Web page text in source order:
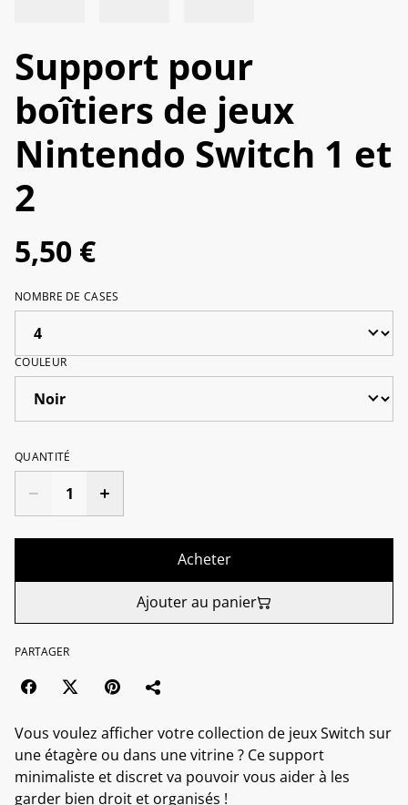
Support pour
boîtiers de jeux
Nintendo Switch 1 et
2
5,50 €
NOMBRE DE CASES
COULEUR
QUANTITÉ
Acheter
Ajouter au panier
PARTAGER
Vous voulez afficher votre collection de jeux Switch sur
une étagère ou dans une vitrine ? Ce support
minimaliste et discret va pouvoir vous aider à les
garder bien droit et organisés !